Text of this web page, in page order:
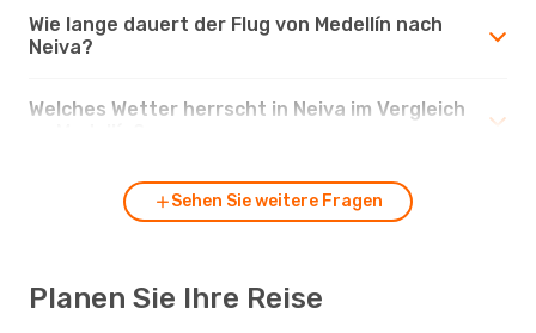
Wie lange dauert der Flug von Medellín nach
Neiva?
Welches Wetter herrscht in Neiva im Vergleich
Sehen Sie weitere Fragen
Planen Sie Ihre Reise